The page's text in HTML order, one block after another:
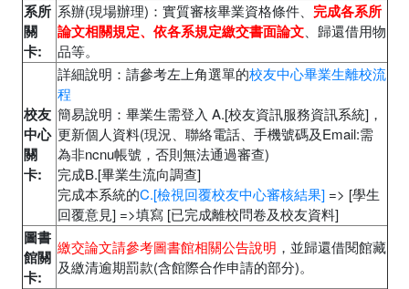
系所
關
卡:
系辦(現場辦理)：實質審核畢業資格條件、 完成各系所
論文相關規定、依各系規定繳交書面論文、歸還借用物
品等。
校友
中心
關
卡:
詳細說明：請參考左上角選單的校友中心畢業生離校流
程
簡易說明：畢業生需登入 A.[校友資訊服務資訊系統]，
更新個人資料(現況、聯絡電話、手機號碼及Email:需
為非ncnu帳號，否則無法通過審查)
完成B.[畢業生流向調查]
完成本系統的C.[檢視回覆校友中心審核結果]=> [學生
回覆意見] =>填寫 [已完成離校問卷及校友資料]
圖書
館關
卡:
繳交論文請參考圖書館相關公告說明 ，並歸還借閱館藏
及繳清逾期罰款(含館際合作申請的部分)。